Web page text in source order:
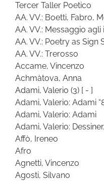
Tercer Taller Poetico
AA. VV.: Boetti, Fabro,
AA. VV.: Messaggio
AA. VV.: Poetry as Sign
AA. VV.: Trerosso
Accame, Vincenzo
Achmàtova, Anna
Adami, Valerio (3) [ - ]
Adami, Valerio: Adami
Adami, Valerio: Adami
Adami, Valerio: Dessiner.
Affò, Ireneo
Afro
Agnetti, Vincenzo
Agosti, Silvano